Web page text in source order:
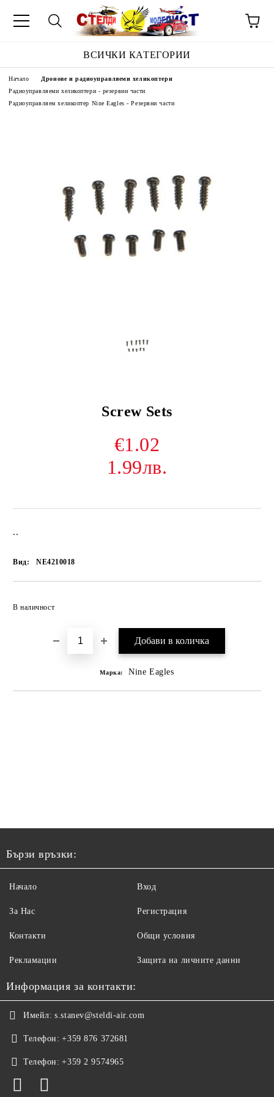
ВСИЧКИ КАТЕГОРИИ
Начало
Дронове и радиоуправляеми хеликоптери
Радиоуправляеми хеликоптери - резервни части
Радиоуправляем хеликоптер Nine Eagles - Резервни части
Screw Sets
€1.02
1.99лв.
..
Вид: NE4210018
В наличност
Марка: Nine Eagles
Бързи връзки:
Начало
За Нас
Контакти
Рекламации
Вход
Регистрация
Общи условия
Защита на личните данни
Информация за контакти:
Имейл: s.stanev@steldi-air.com
Телефон: +359 876 372681
Телефон: +359 2 9574965